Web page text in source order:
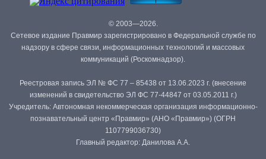
© 2003—2026.
Сетевое издание Правмир зарегистрировано в Федеральной службе по
надзору в сфере связи, информационных технологий и массовых
коммуникаций (Роскомнадзор).
Реестровая запись ЭЛ № ФС 77 – 85438 от 13.06.2023 г. (внесение
изменений в свидетельство ЭЛ ФС 77-44847 от 03.05.2011 г.)
Учредитель: Автономная некоммерческая организация информационно-
познавательный центр «Правмир» (АНО «Правмир») (ОГРН
1107799036730)
Главный редактор: Данилова А.А.